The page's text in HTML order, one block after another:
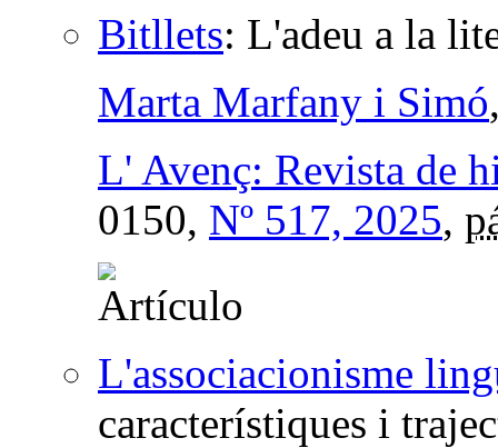
Bitllets: L'adeu a la
Marta Marfany i Simó
L' Avenç: Revista de
0150, Nº 517, 2025,
L'associacionisme
característiques i